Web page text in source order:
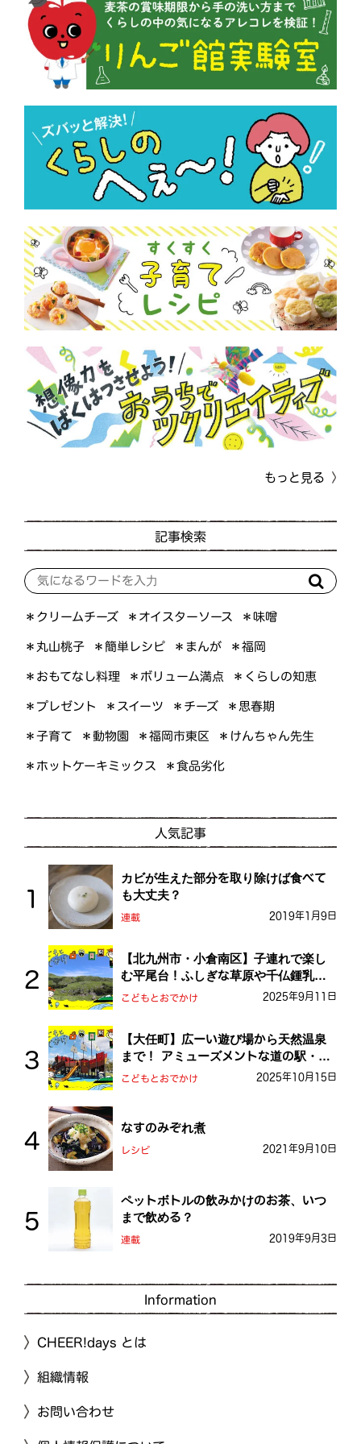
もっと見る
記事検索
＊クリームチーズ ＊オイスターソース ＊味噌
＊丸山桃子 ＊簡単レシピ ＊まんが ＊福岡
＊おもてなし料理 ＊ボリューム満点 ＊くらしの知恵
＊プレゼント ＊スイーツ ＊チーズ ＊思春期
＊子育て ＊動物園 ＊福岡市東区 ＊けんちゃん先生
＊ホットケーキミックス ＊食品劣化
人気記事
カビが生えた部分を取り除けば食べて
も大丈夫？
連載 2019年1月9日
【北九州市・小倉南区】子連れで楽し
む平尾台！ふしぎな草原や千仏鍾乳洞
を探検しよう！
こどもとおでかけ 2025年9月11日
【大任町】広ーい遊び場から天然温泉
まで！ アミューズメントな道の駅・お
おとう桜街道
こどもとおでかけ 2025年10月15日
なすのみぞれ煮
レシピ 2021年9月10日
ペットボトルの飲みかけのお茶、いつ
まで飲める？
連載 2019年9月3日
Information
CHEER!days とは
組織情報
お問い合わせ